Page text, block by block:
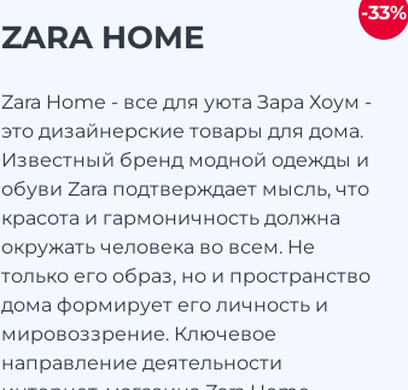
ZARA HOME
Zara Home - все для уюта Зара Хоум -
это дизайнерские товары для дома.
Известный бренд модной одежды и
обуви Zara подтверждает мысль, что
красота и гармоничность должна
окружать человека во всем. Не
только его образ, но и пространство
дома формирует его личность и
мировоззрение. Ключевое
направление деятельности
-33%